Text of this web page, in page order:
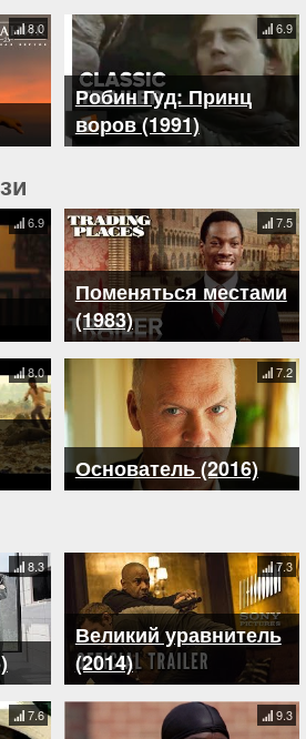
8.0
Робин Гуд: Принц
воров (1991)
6.9
6.9
Поменяться местами
(1983)
7.5
8.0
Основатель (2016)
7.2
8.3
Великий уравнитель
(2014)
7.3
7.6 9.3